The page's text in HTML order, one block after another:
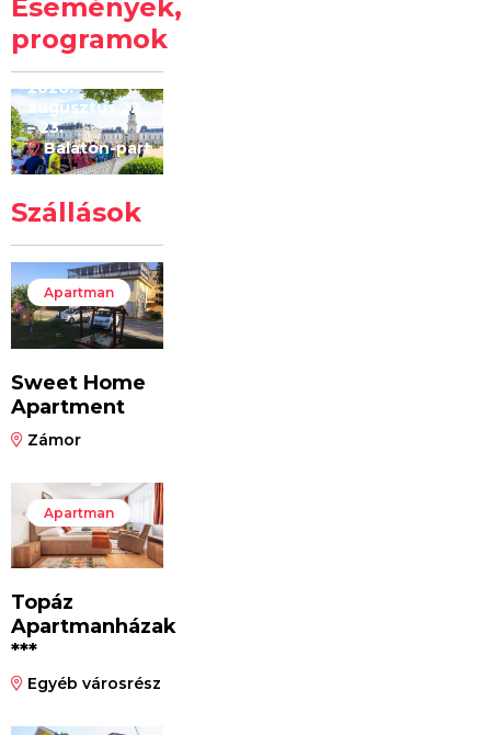
Események,
programok
Kilóméterek
2026
2026.
augusztus 22
– 23.
Balaton-part
Szállások
Apartman
Sweet Home
Apartment
Zámor
Apartman
Topáz
Apartmanházak
***
Egyéb városrész